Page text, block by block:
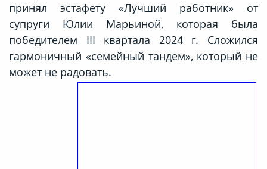
принял эстафету «Лучший работник» от
супруги Юлии Марьиной, которая была
победителем III квартала 2024 г. Сложился
гармоничный «семейный тандем», который не
может не радовать.